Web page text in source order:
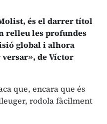
és el darrer títol
relleu les profundes
global i alhora
versar», de Víctor
que, encara que és
rodola fàcilment